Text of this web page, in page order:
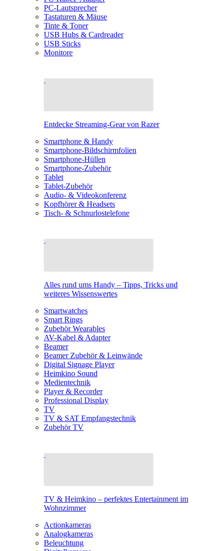
PC-Lautsprecher
Tastaturen & Mäuse
Tinte & Toner
USB Hubs & Cardreader
USB Sticks
Monitore
Entdecke Streaming-Gear von Razer
Smartphone & Handy
Smartphone-Bildschirmfolien
Smartphone-Hüllen
Smartphone-Zubehör
Tablet
Tablet-Zubehör
Audio- & Videokonferenz
Kopfhörer & Headsets
Tisch- & Schnurlostelefone
Alles rund ums Handy – Tipps, Tricks und
weiteres Wissenswertes
Smartwatches
Smart Rings
Zubehör Wearables
AV-Kabel & Adapter
Beamer
Beamer Zubehör & Leinwände
Digital Signage Player
Heimkino Sound
Medientechnik
Player & Recorder
Professional Display
TV
TV & SAT Empfangstechnik
Zubehör TV
TV & Heimkino – perfektes Entertainment im
Wohnzimmer
Actionkameras
Analogkameras
Beleuchtung